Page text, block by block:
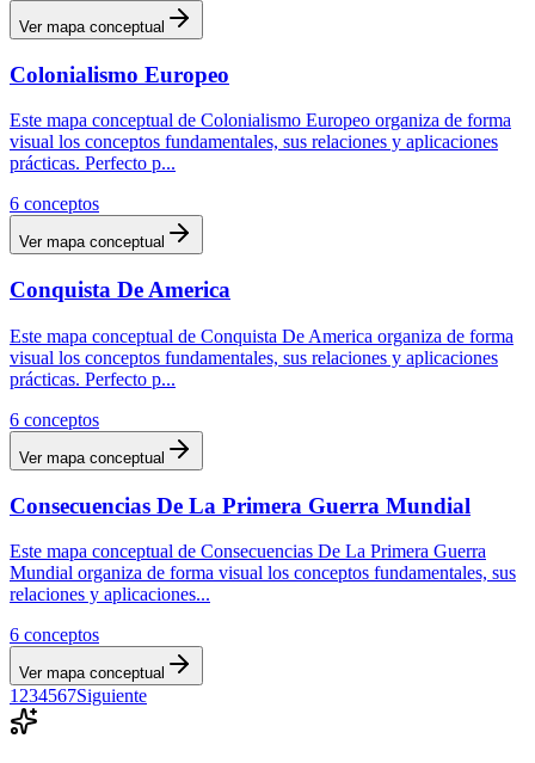
Ver mapa conceptual
Colonialismo Europeo
Este mapa conceptual de Colonialismo Europeo organiza de forma
visual los conceptos fundamentales, sus relaciones y aplicaciones
prácticas. Perfecto p...
6 conceptos
Ver mapa conceptual
Conquista De America
Este mapa conceptual de Conquista De America organiza de forma
visual los conceptos fundamentales, sus relaciones y aplicaciones
prácticas. Perfecto p...
6 conceptos
Ver mapa conceptual
Consecuencias De La Primera Guerra Mundial
Este mapa conceptual de Consecuencias De La Primera Guerra
Mundial organiza de forma visual los conceptos fundamentales, sus
relaciones y aplicaciones...
6 conceptos
Ver mapa conceptual
1 234567Siguiente